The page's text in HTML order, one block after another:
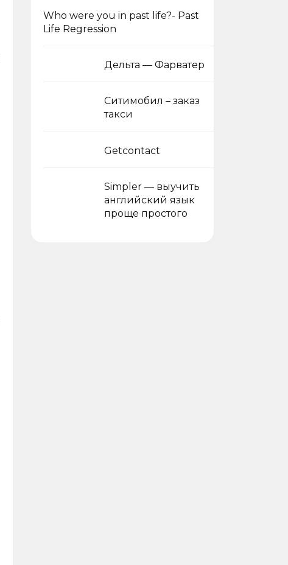
Who were you in past life?- Past
Life Regression
Дельта — Фарватер
Ситимобил – заказ
такси
Getcontact
Simpler — выучить
английский язык
проще простого